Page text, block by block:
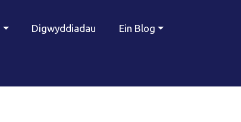
Digwyddiadau Ein Blog